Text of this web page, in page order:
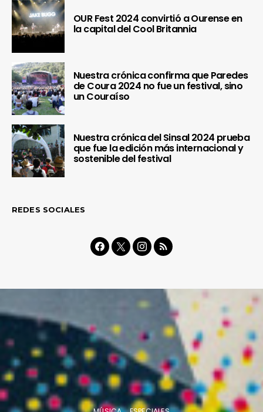
OUR Fest 2024 convirtió a Ourense en
la capital del Cool Britannia
Nuestra crónica confirma que Paredes
de Coura 2024 no fue un festival, sino
un Couraíso
Nuestra crónica del Sinsal 2024 prueba
que fue la edición más internacional y
sostenible del festival
REDES SOCIALES